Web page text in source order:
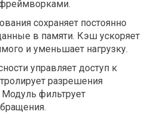
сохраняет постоянно
в памяти. Кэш ускоряет
и уменьшает нагрузку.
управляет доступ к
разрешения
Модуль фильтрует